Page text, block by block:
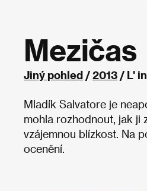
Mezičas
Jiný pohled /2013 / L'
Mladík Salvatore je
mohla rozhodnout, jak ji
vzájemnou blízkost. Na
ocenění.